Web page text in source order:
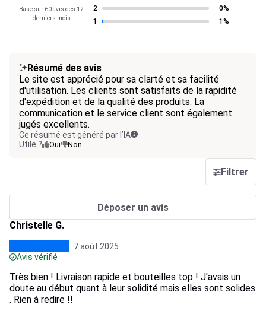
Basé sur 60 avis des 12
derniers mois
2
0%
1
1%
Résumé des avis
Le site est apprécié pour sa clarté et sa facilité
d'utilisation. Les clients sont satisfaits de la rapidité
d'expédition et de la qualité des produits. La
communication et le service client sont également
jugés excellents.
Ce résumé est généré par l’IA
Utile ?
Oui Non
Filtrer
Déposer un avis
Christelle G.
7 août 2025
Avis vérifié
Très bien ! Livraison rapide et bouteilles top ! J'avais un
doute au début quant à leur solidité mais elles sont solides
. Rien à redire !!